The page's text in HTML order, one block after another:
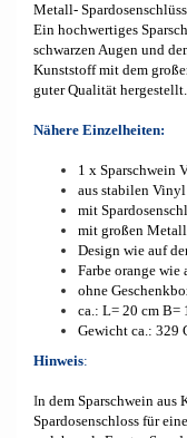
Metall-
Ein hochwertiges
schwarzen Augen und
Kunststoff mit dem
guter Qualität hergestellt.
Nähere Einzelheiten:
1 x Sparschwein
aus stabilen
mit
mit großen
Design wie auf
Farbe orange wie
ohne
ca.: L= 20 cm B=
Gewicht ca.: 329
Hinweis:
In dem Sparschwein aus
Spardosenschloss für